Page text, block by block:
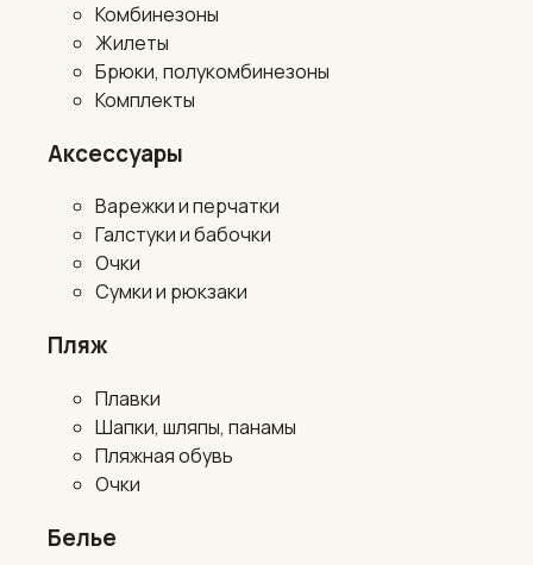
Комбинезоны
Жилеты
Брюки, полукомбинезоны
Комплекты
Аксессуары
Варежки и перчатки
Галстуки и бабочки
Очки
Сумки и рюкзаки
Пляж
Плавки
Шапки, шляпы, панамы
Пляжная обувь
Очки
Белье